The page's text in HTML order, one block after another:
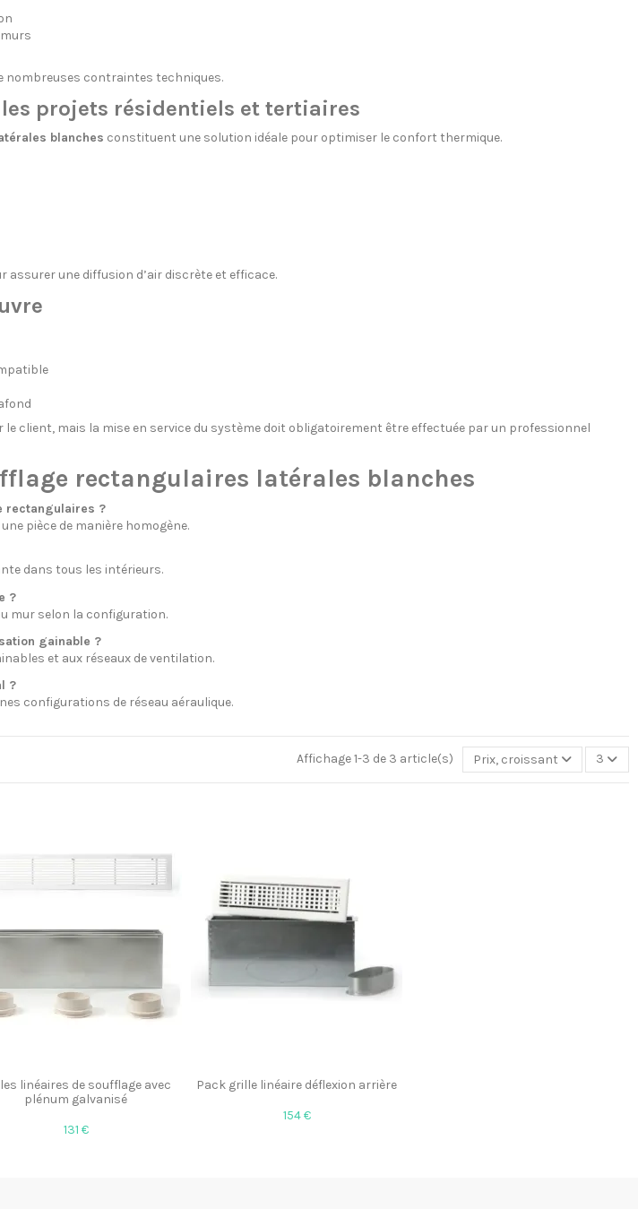
nombreuses contraintes techniques.
projets résidentiels et tertiaires
blanches constituent une solution idéale pour optimiser le confort thermique.
une diffusion d’air discrète et efficace.
client, mais la mise en service du système doit obligatoirement être effectuée par un professionnel
rectangulaires latérales blanches
rectangulaires ?
pièce de manière homogène.
dans tous les intérieurs.
?
mur selon la configuration.
gainable ?
et aux réseaux de ventilation.
?
configurations de réseau aéraulique.
Affichage 1-3 de 3 article(s) Prix, croissant 3
linéaires de soufflage avec
plénum galvanisé
131 €
Pack grille linéaire déflexion arrière
154 €